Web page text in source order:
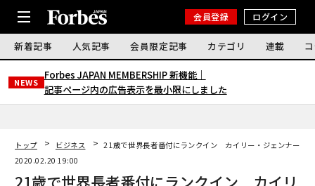
会員登録 ログイン
新着記事 人気記事 会員限定記事 カテゴリ 連載
NEWS
Forbes JAPAN MEMBERSHIP 新機能｜
記事ページ内の広告表示を最小限にしました
トップ ビジネス
21歳で世界長者番付にランクイン カイリー・ジェンナーと
2020.02.20 19:00
21歳で世界長者番付にランクイン カイリ